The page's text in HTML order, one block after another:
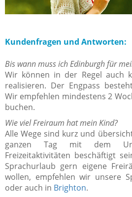
Kundenfragen und Antworten:
Bis wann muss ich Edinburgh für
Wir können in der Regel auch
realisieren. Der Engpass
Wir empfehlen mindestens 2
buchen.
Wie viel Freiraum hat mein Kind?
Alle Wege sind kurz und
ganzen Tag mit dem
Freizeitaktivitäten beschäftigt
Sprachurlaub gern eigene
wollen, empfehlen wir unsere
oder auch in Brighton.